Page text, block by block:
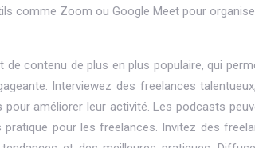
comme Zoom ou Google Meet pour
contenu de plus en plus populaire, qui
Interviewez des freelances
améliorer leur activité. Les podcasts
pour les freelances. Invitez des